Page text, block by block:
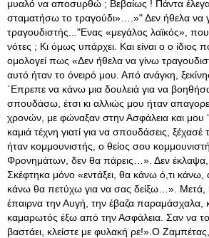
μυαλό να αποσυρθώ ; Βεβαίως ! Πάντα
σταματήσω το τραγούδι»….»" Δεν ήθελα να
τραγουδιστής..."Ενας «μεγάλος λαϊκός», που
νότες ; Κι όμως υπάρχει. Και είναι ο ο ίδιος
ομολογεί πως «Δεν ήθελα να γίνω
αυτό ήταν το όνειρό μου. Από ανάγκη,
΄Επρεπε να κάνω μια δουλειά για να
σπουδάσω, έτσι κι αλλιώς μου ήταν
χρονών, με φώναξαν στην Ασφάλεια και μου
καμιά τέχνη γιατί για να σπουδάσεις,
ήταν κομμουνιστής, ο θείος σου
Φρονημάτων, δεν θα πάρεις…». Δεν
Σκέφτηκα μόνο «εντάξει, θα κάνω ό,τι
κάνω θα πετύχω για να σας δείξω…». Μετά,
έπαιρνα την Αυγή, την έβαζα παραμάσχαλα,
καμαρωτός έξω από την Ασφάλεια. Σαν να
βαστάει, κλείστε με φυλακή ρε!».Ο Ζαμπέτας,